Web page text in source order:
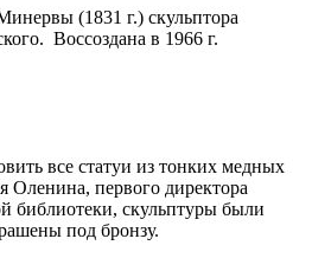
(1831 г.) скульптора
Воссоздана в 1966 г.
все статуи из тонких медных
Оленина, первого директора
библиотеки, скульптуры были
под бронзу.